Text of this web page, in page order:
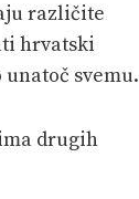
različite
hrvatski
svemu.
drugih